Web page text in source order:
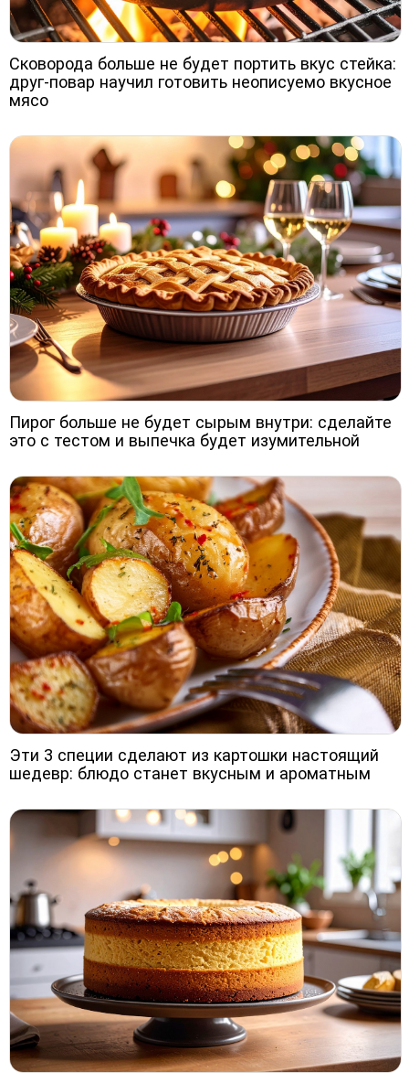
Сковорода больше не будет портить вкус стейка:
друг-повар научил готовить неописуемо вкусное
мясо
Пирог больше не будет сырым внутри: сделайте
это с тестом и выпечка будет изумительной
Эти 3 специи сделают из картошки настоящий
шедевр: блюдо станет вкусным и ароматным